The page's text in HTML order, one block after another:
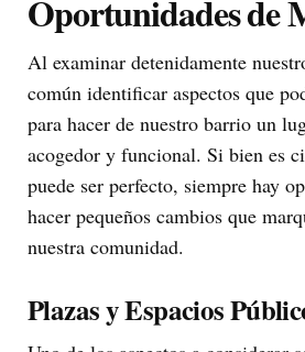
Oportunidades de
Al examinar detenidamente
común identificar aspectos que
para hacer de nuestro barrio un
acogedor y funcional. Si bien es
puede ser perfecto, siempre hay
hacer pequeños cambios que
nuestra comunidad.
Plazas y Espacios